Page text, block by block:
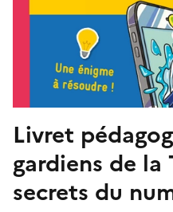
Livret
gardiens de la
secrets du